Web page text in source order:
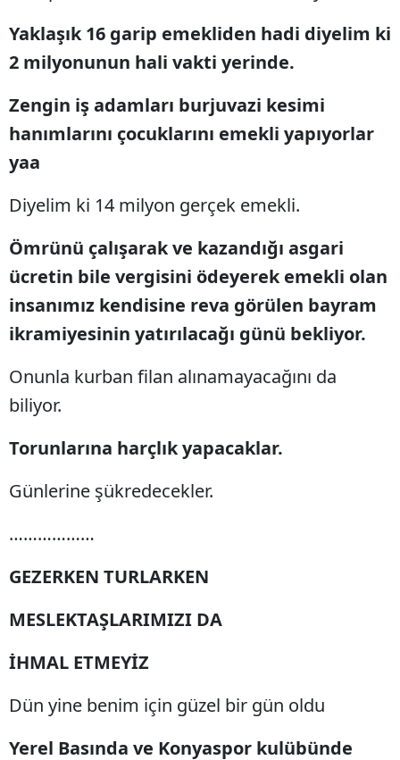
Yaklaşık 16 garip emekliden hadi diyelim ki
2 milyonunun hali vakti yerinde.
Zengin iş adamları burjuvazi kesimi
hanımlarını çocuklarını emekli yapıyorlar
yaa
Diyelim ki 14 milyon gerçek emekli.
Ömrünü çalışarak ve kazandığı asgari
ücretin bile vergisini ödeyerek emekli olan
insanımız kendisine reva görülen bayram
ikramiyesinin yatırılacağı günü bekliyor.
Onunla kurban filan alınamayacağını da
biliyor.
Torunlarına harçlık yapacaklar.
Günlerine şükredecekler.
………………
GEZERKEN TURLARKEN
MESLEKTAŞLARIMIZI DA
İHMAL ETMEYİZ
Dün yine benim için güzel bir gün oldu
Yerel Basında ve Konyaspor kulübünde